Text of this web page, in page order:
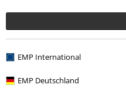
EMP International
EMP Deutschland